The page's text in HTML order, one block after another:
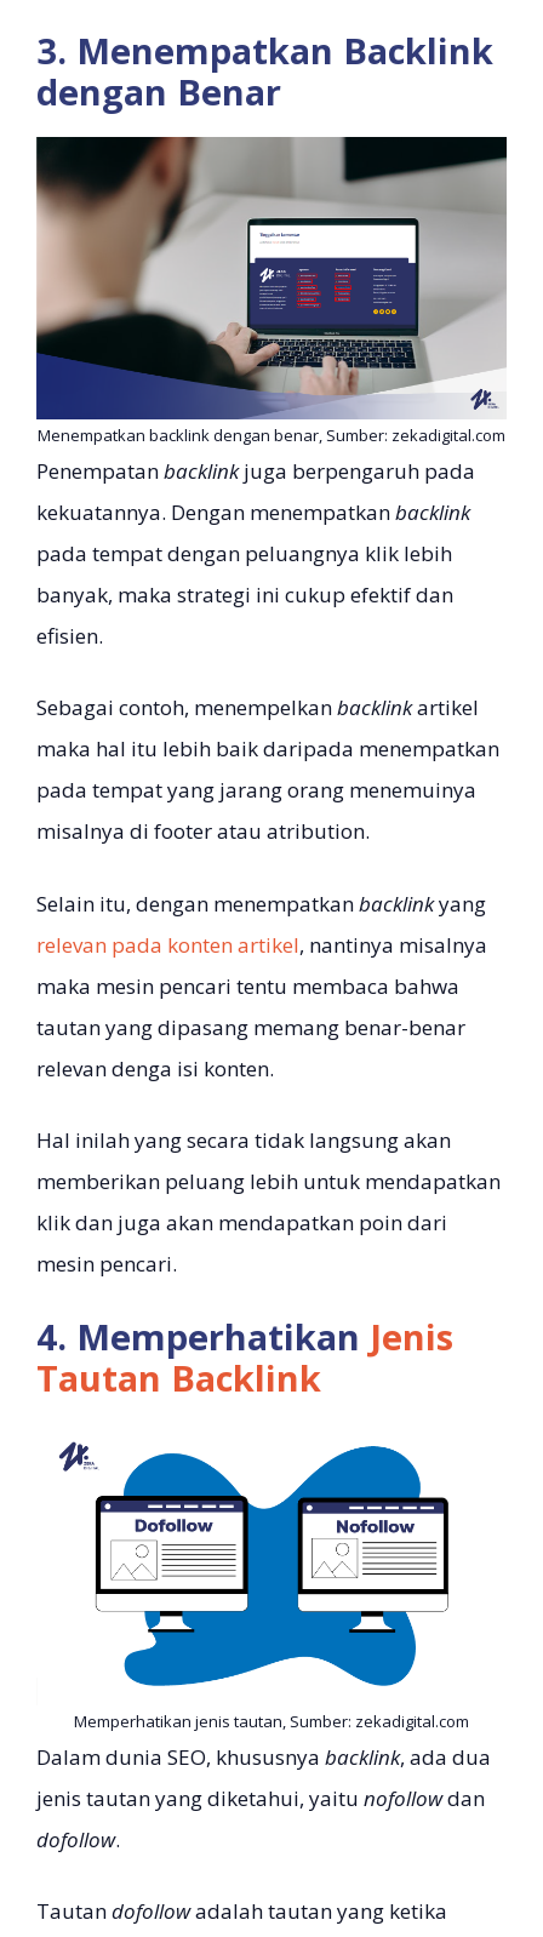
3. Menempatkan Backlink
dengan Benar
Menempatkan backlink dengan benar, Sumber: zekadigital.com
Penempatanbacklinkjuga berpengaruh pada
kekuatannya. Dengan menempatkanbacklink
pada tempat dengan peluangnya klik lebih
banyak, maka strategi ini cukup efektif dan
efisien.
Sebagai contoh, menempelkanbacklinkartikel
maka hal itu lebih baik daripada menempatkan
pada tempat yang jarang orang menemuinya
misalnya di footer atau atribution.
Selain itu, dengan menempatkanbacklinkyang
relevan pada konten artikel, nantinya misalnya
maka mesin pencari tentu membaca bahwa
tautan yang dipasang memang benar-benar
relevan denga isi konten.
Hal inilah yang secara tidak langsung akan
memberikan peluang lebih untuk mendapatkan
klik dan juga akan mendapatkan poin dari
mesin pencari.
4. Memperhatikan Jenis
Tautan Backlink
Memperhatikan jenis tautan, Sumber: zekadigital.com
Dalam dunia SEO, khususnya backlink, ada dua
jenis tautan yang diketahui, yaitu nofollowdan
dofollow.
Tautandofollowadalah tautan yang ketika